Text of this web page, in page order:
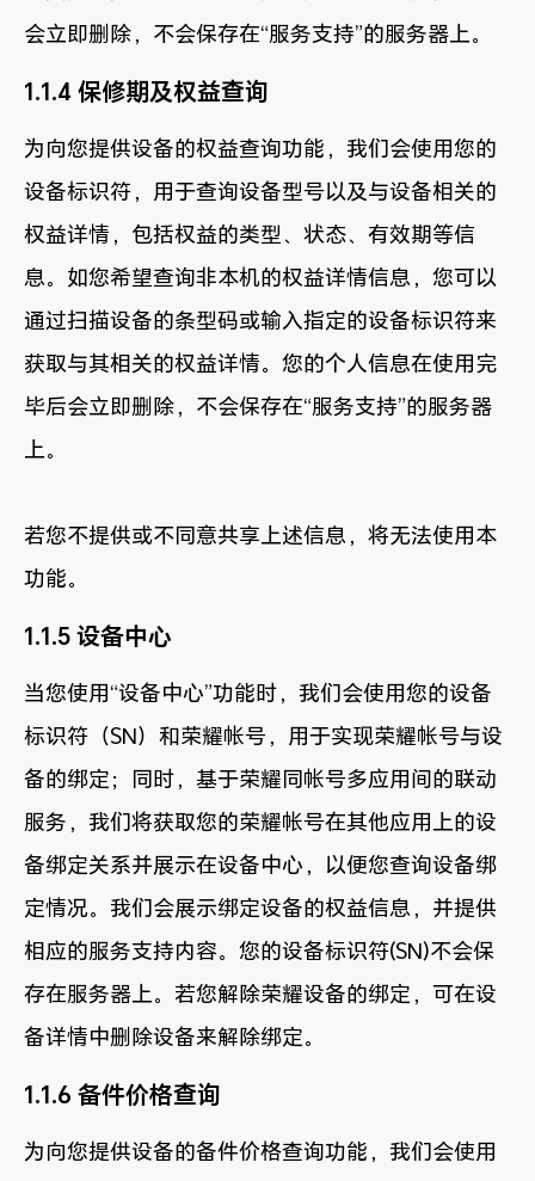
会立即删除，不会保存在“服务支持”的服务器上。
1.1.4 保修期及权益查询
为向您提供设备的权益查询功能，我们会使用您的
设备标识符，用于查询设备型号以及与设备相关的
权益详情，包括权益的类型、状态、有效期等信
息。如您希望查询非本机的权益详情信息，您可以
通过扫描设备的条型码或输入指定的设备标识符来
获取与其相关的权益详情。您的个人信息在使用完
毕后会立即删除，不会保存在“服务支持”的服务器
上。
若您不提供或不同意共享上述信息，将无法使用本
功能。
1.1.5 设备中心
当您使用“设备中心”功能时，我们会使用您的设备
标识符（SN）和荣耀帐号，用于实现荣耀帐号与设
备的绑定；同时，基于荣耀同帐号多应用间的联动
服务，我们将获取您的荣耀帐号在其他应用上的设
备绑定关系并展示在设备中心，以便您查询设备绑
定情况。我们会展示绑定设备的权益信息，并提供
相应的服务支持内容。您的设备标识符(SN)不会保
存在服务器上。若您解除荣耀设备的绑定，可在设
备详情中删除设备来解除绑定。
1.1.6 备件价格查询
为向您提供设备的备件价格查询功能，我们会使用